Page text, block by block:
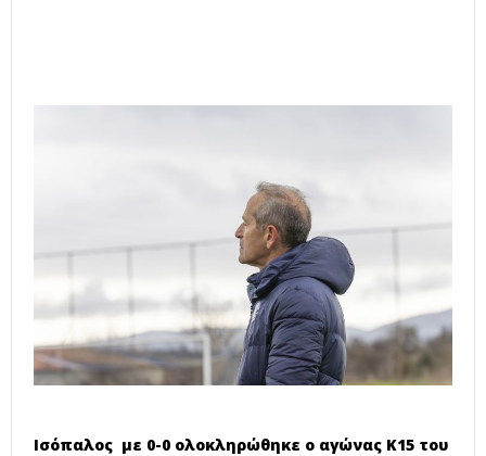
Ισόπαλος με 0-0 ολοκληρώθηκε ο αγώνας Κ15 του